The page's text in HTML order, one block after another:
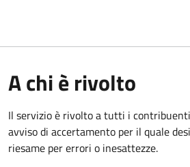
A chi è rivolto
Il servizio è rivolto a tutti i
avviso di accertamento per il quale
riesame per errori o inesattezze.